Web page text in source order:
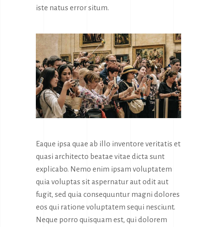
iste natus error situm.
Eaque ipsa quae ab illo inventore veritatis et
quasi architecto beatae vitae dicta sunt
explicabo. Nemo enim ipsam voluptatem
quia voluptas sit aspernatur aut odit aut
fugit, sed quia consequuntur magni dolores
eos qui ratione voluptatem sequi nesciunt.
Neque porro quisquam est, qui dolorem